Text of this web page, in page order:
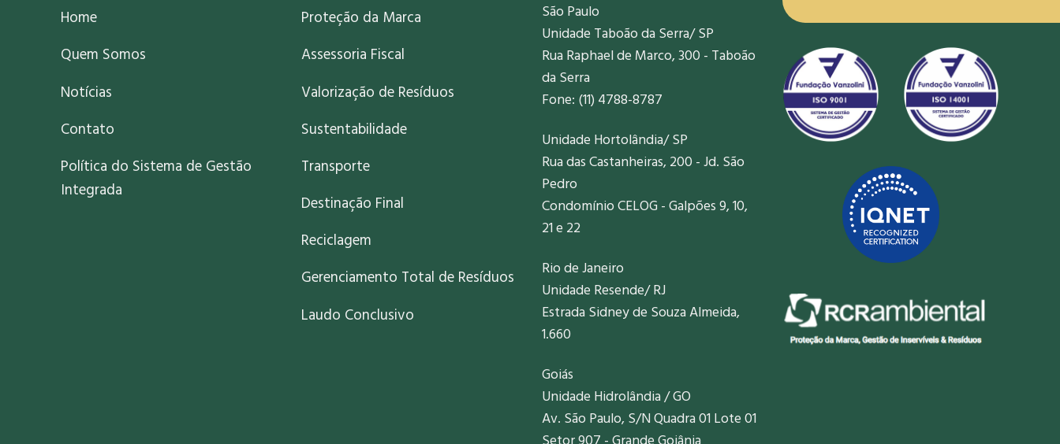
Home
Quem Somos
Notícias
Contato
Política do Sistema de Gestão
Integrada
Proteção da Marca
Assessoria Fiscal
Valorização de Resíduos
Sustentabilidade
Transporte
Destinação Final
Reciclagem
Gerenciamento Total de Resíduos
Laudo Conclusivo
São Paulo
Unidade Taboão da Serra/ SP
Rua Raphael de Marco, 300 - Taboão
da Serra
Fone: (11) 4788-8787
Unidade Hortolândia/ SP
Rua das Castanheiras, 200 - Jd. São
Pedro
Condomínio CELOG - Galpões 9, 10,
21 e 22
Rio de Janeiro
Unidade Resende/ RJ
Estrada Sidney de Souza Almeida,
1.660
Goiás
Unidade Hidrolândia / GO
Av. São Paulo, S/N Quadra 01 Lote 01